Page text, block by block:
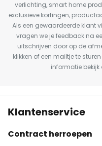
verlichting, smart home
exclusieve kortingen,
Als een gewaardeerde klant
vragen we je feedback na
uitschrijven door op de
klikken of een mailtje te
informatie bekijk
Klantenservice
Contract herroepen